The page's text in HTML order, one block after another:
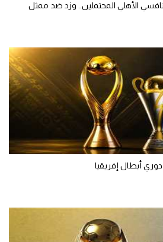
الأهلي المحتملين.. وزد ضد ممثل
أبطال إفريقيا